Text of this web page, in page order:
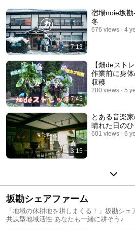
7:13
宿場noie坂
冬
676 views 4
7:45
【畑deスト
作業前に身
収穫
200 views 5
3:15
とある音楽
晴れた日のひ
601 views 6
坂勘シェアファーム
「地域の休耕地を耕しまくる！」坂勘シェ
共謀型地域活性 あなたも一緒に耕そう♪